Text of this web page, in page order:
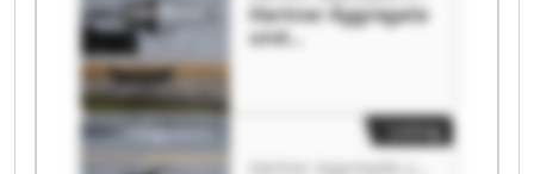
Hartner Aggregate
und
Aggregate und
Industrietechnik